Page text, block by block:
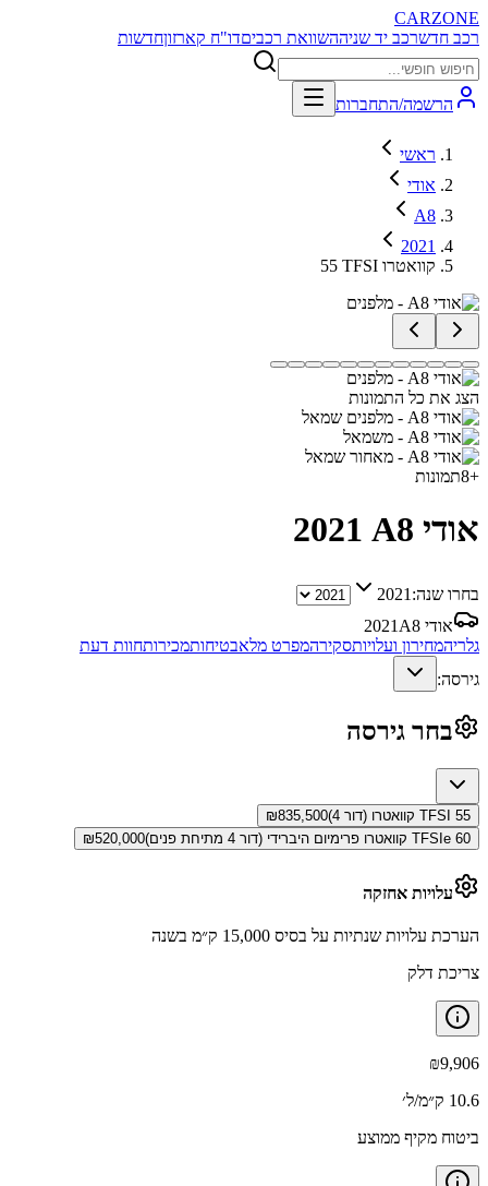
CARZONE
רכב חדשרכב יד שניההשוואת רכביםדו"ח קארזוןחדשות
הרשמה/התחברות
ראשי
אודי
A8
2021
55 TFSI קוואטרו
הצג את כל התמונות
+
8תמונות
אודי A8 2021
בחרו שנה: 2021
אודי A8
2021
גלריהמחירון ועלויותסקירהמפרט מלאבטיחותמכירותחוות דעת
גירסה:
בחר גירסה
55 TFSI קוואטרו (דור 4) ₪835,500
60 TFSIe קוואטרו פרימיום היברידי (דור 4 מתיחת פנים)
₪520,000
עלויות אחזקה
הערכת עלויות שנתיות על בסיס 15,000 ק״מ בשנה
צריכת דלק
₪9,906
10.6 ק״מ/ל׳
ביטוח מקיף ממוצע